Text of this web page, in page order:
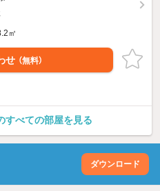
㎡
せ （無料）
すべての部屋を見る
ダウンロード